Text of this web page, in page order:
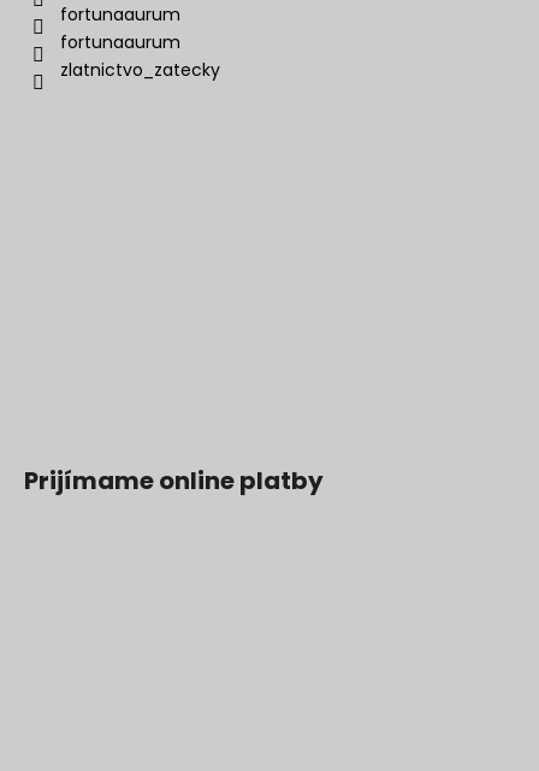
fortunaaurum
fortunaaurum
zlatnictvo_zatecky
Prijímame online platby